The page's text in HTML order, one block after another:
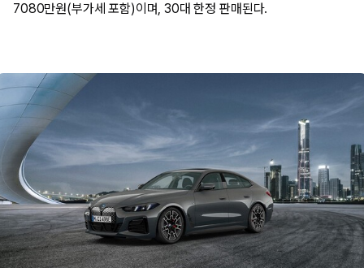
7080만원(부가세 포함)이며, 30대 한정 판매된다.